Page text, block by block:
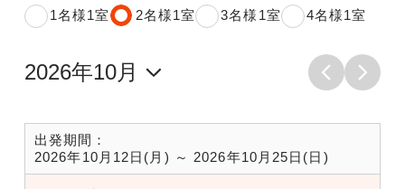
1名様1室 2名様1室 3名様1室 4名様1室
出発期間：
2026年10月12日(月) ～ 2026年10月25日(日)